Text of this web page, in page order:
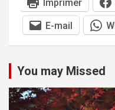
Imprimer
E-mail
You may Missed